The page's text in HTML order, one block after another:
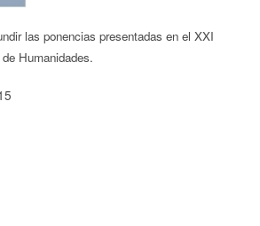
las ponencias presentadas en el XXI
Humanidades.